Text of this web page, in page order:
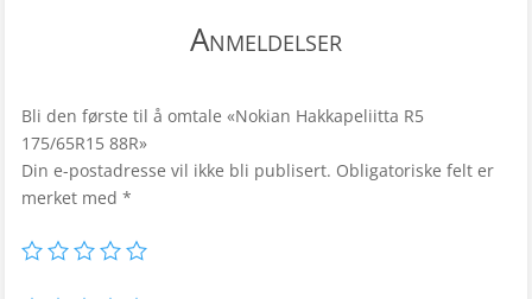
Anmeldelser
Bli den første til å omtale «Nokian Hakkapeliitta R5
175/65R15 88R»
Din e-postadresse vil ikke bli publisert. Obligatoriske felt er
merket med *